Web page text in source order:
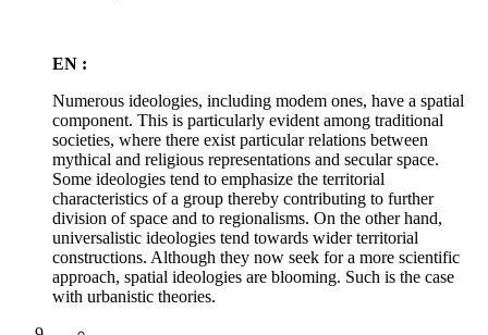
EN :
Numerous ideologies, including modem ones, have a spatial
component. This is particularly evident among traditional
societies, where there exist particular relations between
mythical and religious representations and secular space.
Some ideologies tend to emphasize the territorial
characteristics of a group thereby contributing to further
division of space and to regionalisms. On the other hand,
universalistic ideologies tend towards wider territorial
constructions. Although they now seek for a more scientific
approach, spatial ideologies are blooming. Such is the case
with urbanistic theories.